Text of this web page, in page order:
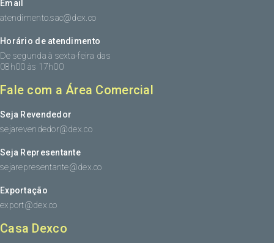
Email
atendimento.sac@dex.co
Horário de atendimento
De segunda à sexta-feira das
08h00 às 17h00
Fale com a Área Comercial
Seja Revendedor
sejarevendedor@dex.co
Seja Representante
sejarepresentante@dex.co
Exportação
export@dex.co
Casa Dexco